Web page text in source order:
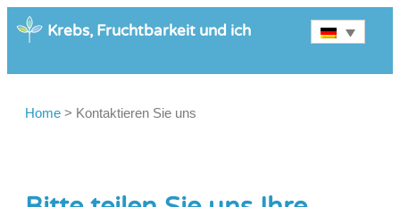
Krebs, Fruchtbarkeit und ich
Home > Kontaktieren Sie uns